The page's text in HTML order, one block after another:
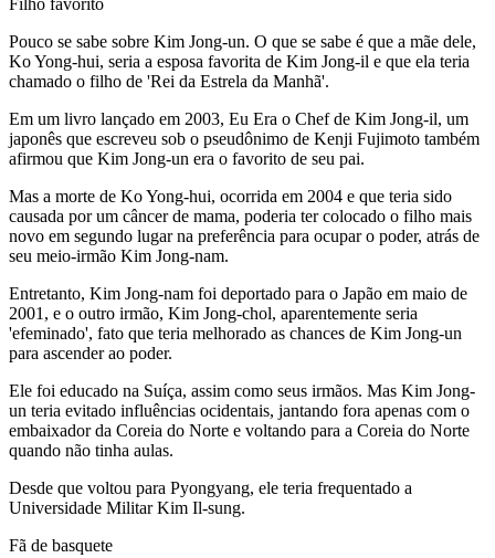
Pouco se sabe sobre Kim Jong-un. O que se sabe é que a mãe dele,
Ko Yong-hui, seria a esposa favorita de Kim Jong-il e que ela teria
chamado o filho de 'Rei da Estrela da Manhã'.
Em um livro lançado em 2003, Eu Era o Chef de Kim Jong-il, um
japonês que escreveu sob o pseudônimo de Kenji Fujimoto também
afirmou que Kim Jong-un era o favorito de seu pai.
Mas a morte de Ko Yong-hui, ocorrida em 2004 e que teria sido
causada por um câncer de mama, poderia ter colocado o filho mais
novo em segundo lugar na preferência para ocupar o poder, atrás de
seu meio-irmão Kim Jong-nam.
Entretanto, Kim Jong-nam foi deportado para o Japão em maio de
2001, e o outro irmão, Kim Jong-chol, aparentemente seria
'efeminado', fato que teria melhorado as chances de Kim Jong-un
para ascender ao poder.
Ele foi educado na Suíça, assim como seus irmãos. Mas Kim Jong-
un teria evitado influências ocidentais, jantando fora apenas com o
embaixador da Coreia do Norte e voltando para a Coreia do Norte
quando não tinha aulas.
Desde que voltou para Pyongyang, ele teria frequentado a
Universidade Militar Kim Il-sung.
Fã de basquete